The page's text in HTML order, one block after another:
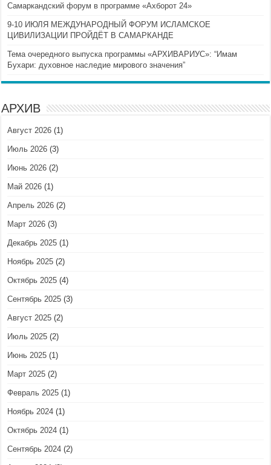
Самаркандский форум в программе «Ахборот 24»
9-10 ИЮЛЯ МЕЖДУНАРОДНЫЙ ФОРУМ ИСЛАМСКОЕ
ЦИВИЛИЗАЦИИ ПРОЙДЁТ В САМАРКАНДЕ
Тема очередного выпуска программы «АРХИВАРИУС»: “Имам
Бухари: духовное наследие мирового значения”
АРХИВ
Август 2026 (1)
Июль 2026 (3)
Июнь 2026 (2)
Май 2026 (1)
Апрель 2026 (2)
Март 2026 (3)
Декабрь 2025 (1)
Ноябрь 2025 (2)
Октябрь 2025 (4)
Сентябрь 2025 (3)
Август 2025 (2)
Июль 2025 (2)
Июнь 2025 (1)
Март 2025 (2)
Февраль 2025 (1)
Ноябрь 2024 (1)
Октябрь 2024 (1)
Сентябрь 2024 (2)